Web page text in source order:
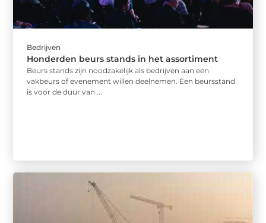
Bedrijven
Honderden beurs stands in het assortiment
Beurs stands zijn noodzakelijk als bedrijven aan een
vakbeurs of evenement willen deelnemen. Een beursstand
is voor de duur van ...